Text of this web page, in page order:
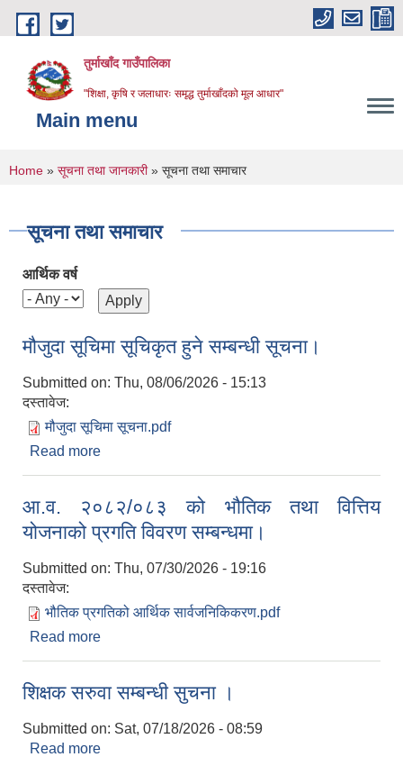
Skip to main content
तुर्माखाँद गाउँपालिका
"शिक्षा, कृषि र जलाधारः समृद्ध तुर्माखाँदको मूल आधार"
Main menu
You are here
Home » सूचना तथा जानकारी» सूचना तथा समाचार
सूचना तथा समाचार
आर्थिक वर्ष
मौजुदा सूचिमा सूचिकृत हुने सम्बन्धी सूचना।
Submitted on: Thu, 08/06/2026 - 15:13
दस्तावेज:
मौजुदा सूचिमा सूचना.pdf
Read more
आ.व. २०८२/०८३ को भौतिक तथा वित्तिय
योजनाको प्रगति विवरण सम्बन्धमा।
Submitted on: Thu, 07/30/2026 - 19:16
दस्तावेज:
भौतिक प्रगतिको आर्थिक सार्वजनिकिकरण.pdf
Read more
शिक्षक सरुवा सम्बन्धी सुचना ।
Submitted on: Sat, 07/18/2026 - 08:59
Read more